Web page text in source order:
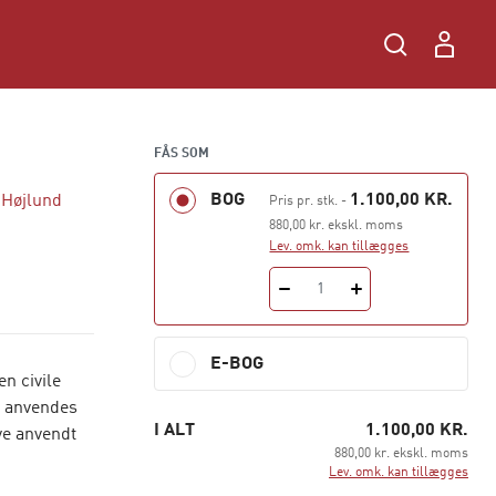
civile
anvendt
FÅS SOM
BOG Pris pr. stk. - 1.100,00 KR.
880,00 kr. ekskl. moms
Lev. omk. kan tillægges
1
E-BOG
I ALT 1.100,00 KR.
880,00 kr. ekskl. moms
Lev. omk. kan tillægges